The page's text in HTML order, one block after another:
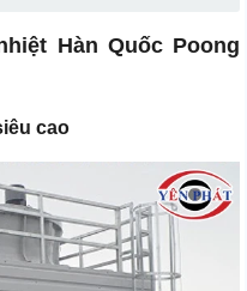
Hàn Quốc Poong
cao